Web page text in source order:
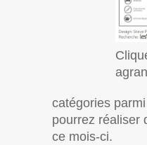
catégories
pourrez réaliser
ce mois-ci.